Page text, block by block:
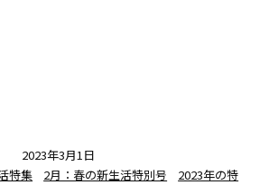
2023年3月1日
特集 2月：春の新生活特別号
2023年の特